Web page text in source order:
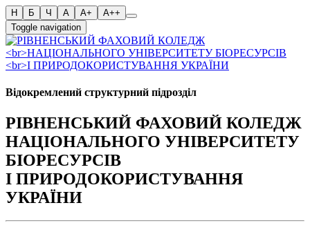
Toggle navigation
Відокремлений структурний підрозділ
РІВНЕНСЬКИЙ ФАХОВИЙ КОЛЕДЖ
НАЦІОНАЛЬНОГО УНІВЕРСИТЕТУ
БІОРЕСУРСІВ
І ПРИРОДОКОРИСТУВАННЯ
УКРАЇНИ